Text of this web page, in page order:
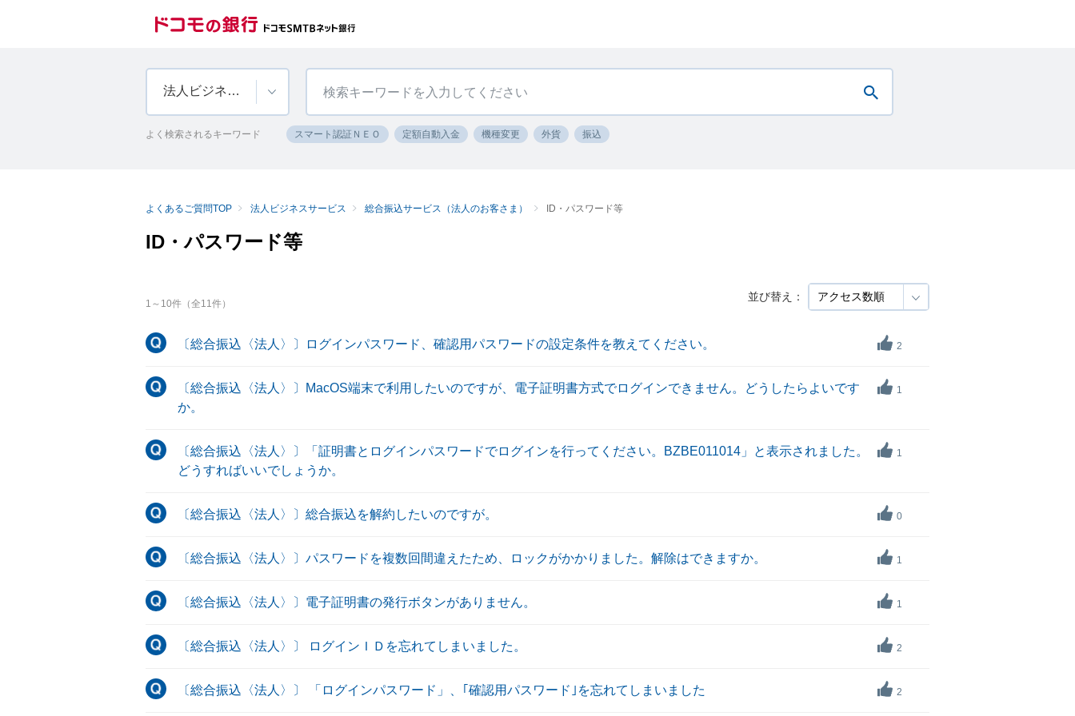
法人ビジネスサービス
よく検索されるキーワード スマート認証ＮＥＯ 定額自動入金 機種変更 外貨 振込
よくあるご質問TOP 法人ビジネスサービス 総合振込サービス（法人のお客さま） ID・パスワード等
ID・パスワード等
並び替え：
1 ～ 10件（全11件）
〔総合振込〈法人〉〕ログインパスワード、確認用パスワードの設定条件を教えてください。 2
〔総合振込〈法人〉〕MacOS端末で利用したいのですが、電子証明書方式でログインできません。どうしたらよいです
か。
1
〔総合振込〈法人〉〕「証明書とログインパスワードでログインを行ってください。BZBE011014」と表示されました。
どうすればいいでしょうか。
1
〔総合振込〈法人〉〕総合振込を解約したいのですが。 0
〔総合振込〈法人〉〕パスワードを複数回間違えたため、ロックがかかりました。解除はできますか。 1
〔総合振込〈法人〉〕電子証明書の発行ボタンがありません。 1
〔総合振込〈法人〉〕 ログインＩＤを忘れてしまいました。 2
〔総合振込〈法人〉〕 「ログインパスワード」、｢確認用パスワード｣を忘れてしまいました 2